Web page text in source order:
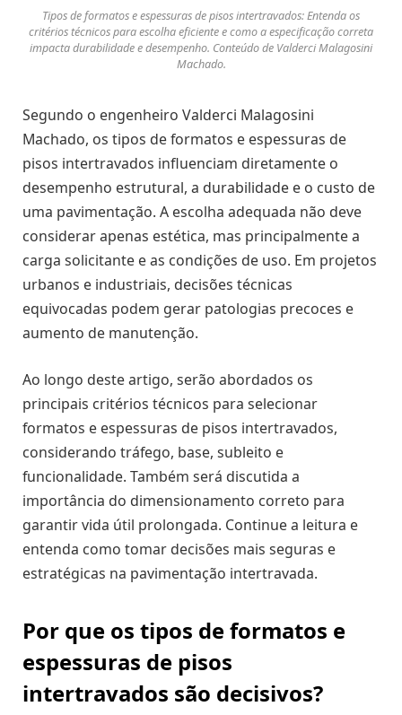
Tipos de formatos e espessuras de pisos intertravados: Entenda os
critérios técnicos para escolha eficiente e como a especificação correta
impacta durabilidade e desempenho. Conteúdo de Valderci Malagosini
Machado.
Segundo o engenheiro Valderci Malagosini
Machado, os tipos de formatos e espessuras de
pisos intertravados influenciam diretamente o
desempenho estrutural, a durabilidade e o custo de
uma pavimentação. A escolha adequada não deve
considerar apenas estética, mas principalmente a
carga solicitante e as condições de uso. Em projetos
urbanos e industriais, decisões técnicas
equivocadas podem gerar patologias precoces e
aumento de manutenção.
Ao longo deste artigo, serão abordados os
principais critérios técnicos para selecionar
formatos e espessuras de pisos intertravados,
considerando tráfego, base, subleito e
funcionalidade. Também será discutida a
importância do dimensionamento correto para
garantir vida útil prolongada. Continue a leitura e
entenda como tomar decisões mais seguras e
estratégicas na pavimentação intertravada.
Por que os tipos de formatos e
espessuras de pisos
intertravados são decisivos?